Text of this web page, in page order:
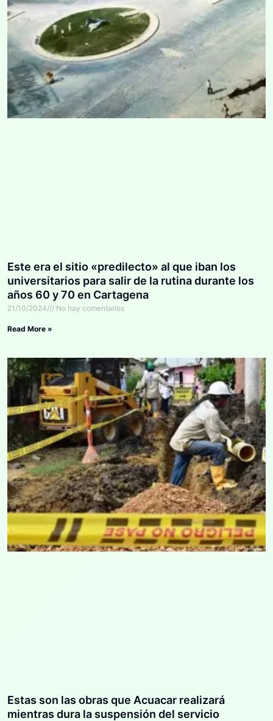
Este era el sitio «predilecto» al que iban los
universitarios para salir de la rutina durante los
años 60 y 70 en Cartagena
21/10/2024 No hay comentarios
Read More »
Estas son las obras que Acuacar realizará
mientras dura la suspensión del servicio